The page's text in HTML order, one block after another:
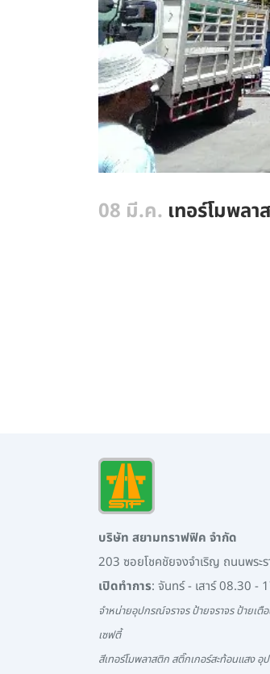
08 มี.ค. เทอร์โมพล
บริษัท สยามทราฟฟิค จำกัด
203 ซอยโชคชัยจงจำเริญ ถนนพระ
เปิดทำการ: จันทร์ - เสาร์ 08.30 -
จำหน่ายอุปกรณ์จราจร ป้ายจราจร ป้ายเตื
เซฟตี้
สีเทอร์โมพลาสติก สติ๊กเกอร์สะท้อนแสง